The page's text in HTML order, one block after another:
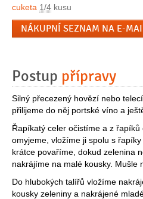
cuketa 1/4 kusu
NÁKUPNÍ SEZNAM NA E-
Postup přípravy
Silný přecezený hovězí nebo
přilijeme do něj portské víno a
Řapíkatý celer očistíme a z řapíků
omyjeme, vložíme ji spolu s
krátce povaříme, dokud zelenina
nakrájíme na malé kousky. Mušle
Do hlubokých talířů vložíme
kousky zeleniny a nakrájené